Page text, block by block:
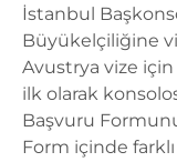
İstanbul
Büyükelçiliğine
Avustrya vize
ilk olarak
Başvuru
Form içinde